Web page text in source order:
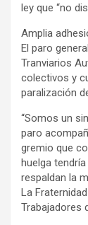
ley que “no
Amplia
El paro
Tranviarios
colectivos y
paralización
“Somos un
paro
gremio que
huelga
respaldan la
La
Trabajadores